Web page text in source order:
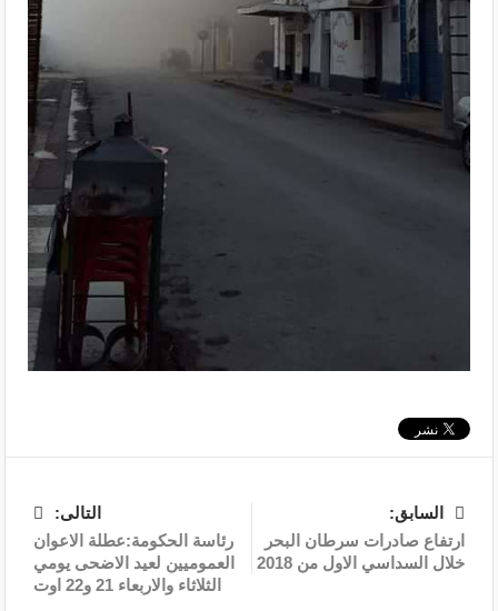
السابق:
ارتفاع صادرات سرطان البحر
خلال السداسي الاول من 2018
التالى:
رئاسة الحكومة:عطلة الاعوان
العموميين لعيد الاضحى يومي
الثلاثاء والاربعاء 21 و22 اوت